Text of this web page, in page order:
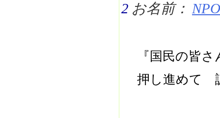
2 お名前：
『国民の皆
押し進めて